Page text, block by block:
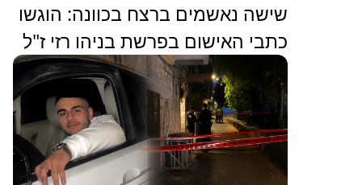
שישה נאשמים ברצח בכוונה: הוגשו
כתבי האישום בפרשת בניהו רזי ז"ל